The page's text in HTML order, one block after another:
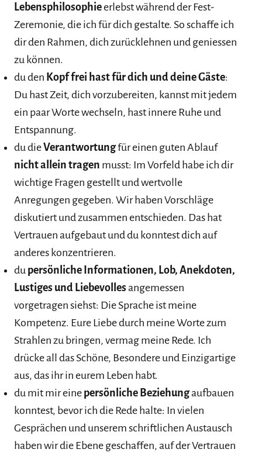
Lebensphilosophieerlebst während der Fest-
Zeremonie, die ich für dich gestalte. So schaffe ich
dir den Rahmen, dich zurücklehnen und geniessen
zu können.
du den Kopf frei hast für dich und deine Gäste:
Du hast Zeit, dich vorzubereiten, kannst mit jedem
ein paar Worte wechseln, hast innere Ruhe und
Entspannung.
du dieVerantwortungfür einen guten Ablauf
nicht allein tragen musst: Im Vorfeld habe ich dir
wichtige Fragen gestellt und wertvolle
Anregungen gegeben. Wir haben Vorschläge
diskutiert und zusammen entschieden. Das hat
Vertrauen aufgebaut und du konntest dich auf
anderes konzentrieren.
du persönliche Informationen, Lob, Anekdoten,
Lustiges und Liebevolles angemessen
vorgetragen siehst: Die Sprache ist meine
Kompetenz. Eure Liebe durch meine Worte zum
Strahlen zu bringen, vermag meine Rede. Ich
drücke all das Schöne, Besondere und Einzigartige
aus, das ihr in eurem Leben habt.
du mit mir eine persönliche Beziehungaufbauen
konntest, bevor ich die Rede halte: In vielen
Gesprächen und unserem schriftlichen Austausch
haben wir die Ebene geschaffen, auf der Vertrauen